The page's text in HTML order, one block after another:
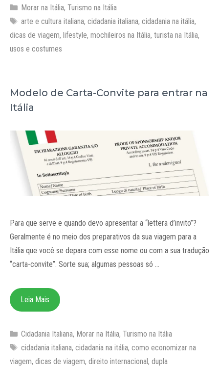
Categorias
Morar na Itália, Turismo na Itália
Tags
arte e cultura italiana, cidadania italiana, cidadania na itália,
dicas de viagem, lifestyle, mochileiros na Itália, turista na Itália,
usos e costumes
Modelo de Carta-Convite para entrar na
Itália
Para que serve e quando devo apresentar a “lettera d’invito”?
Geralmente é no meio dos preparativos da sua viagem para a
Itália que você se depara com esse nome ou com a sua tradução
“carta-convite”. Sorte sua; algumas pessoas só …
Leia Mais
Categorias
Cidadania Italiana, Morar na Itália, Turismo na Itália
Tags
cidadania italiana, cidadania na itália, como economizar na
viagem, dicas de viagem, direito internacional, dupla